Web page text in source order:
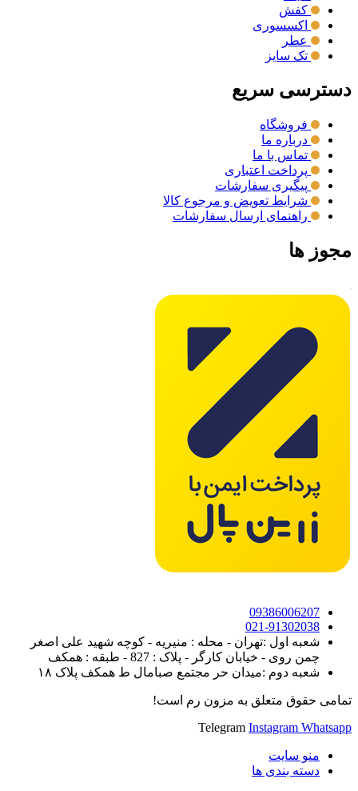
کفش
اکسسوری
عطر
تک سایز
دسترسی سریع
فروشگاه
درباره ما
تماس با ما
پرداخت اعتباری
پیگیری سفارشات
شرایط تعویض و مرجوع کالا
راهنمای ارسال سفارشات
مجوز ها
09386006207
021-91302038
شعبه اول :تهران - محله : منیریه - کوچه شهید علی اصغر
چمن روی - خیابان کارگر - پلاک : 827 - طبقه : همکف
شعبه دوم :میدان حر مجتمع صبامال ط همکف پلاک ۱۸
تمامی حقوق متعلق به مزون رم است!
Telegram Instagram Whatsapp
منو سایت
دسته بندی ها